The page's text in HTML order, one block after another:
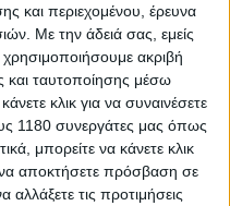
και περιεχομένου, έρευνα
Με την άδειά σας, εμείς
χρησιμοποιήσουμε ακριβή
και ταυτοποίησης μέσω
κλικ για να συναινέσετε
1180 συνεργάτες μας όπως
μπορείτε να κάνετε κλικ
να αποκτήσετε πρόσβαση σε
αλλάξετε τις προτιμήσεις